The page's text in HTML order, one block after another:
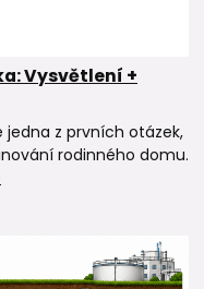
Vysvětlení +
jedna z prvních otázek,
rodinného domu.